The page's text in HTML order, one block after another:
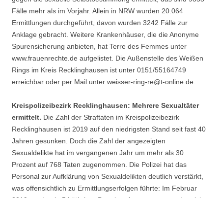
Fälle mehr als im Vorjahr. Allein in NRW wurden 20.064
Ermittlungen durchgeführt, davon wurden 3242 Fälle zur
Anklage gebracht. Weitere Krankenhäuser, die die Anonyme
Spurensicherung anbieten, hat Terre des Femmes unter
www.frauenrechte.de aufgelistet. Die Außenstelle des Weißen
Rings im Kreis Recklinghausen ist unter 0151/55164749
erreichbar oder per Mail unter weisser-ring-re@t-online.de.
Kreispolizeibezirk Recklinghausen: Mehrere Sexualtäter
ermittelt. Die Zahl der Straftaten im Kreispolizeibezirk
Recklinghausen ist 2019 auf den niedrigsten Stand seit fast 40
Jahren gesunken. Doch die Zahl der angezeigten
Sexualdelikte hat im vergangenen Jahr um mehr als 30
Prozent auf 768 Taten zugenommen. Die Polizei hat das
Personal zur Aufklärung von Sexualdelikten deutlich verstärkt,
was offensichtlich zu Ermittlungserfolgen führte: Im Februar